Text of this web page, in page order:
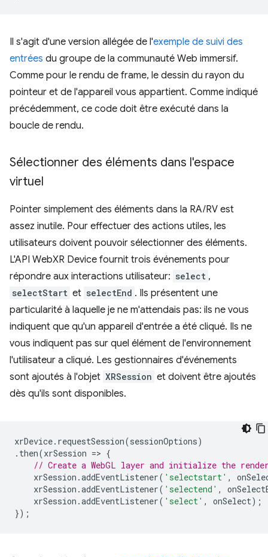
Il s'agit d'une version allégée de l'exemple de suivi des
entrées du groupe de la communauté Web immersif.
Comme pour le rendu de frame, le dessin du rayon du
pointeur et de l'appareil vous appartient. Comme indiqué
précédemment, ce code doit être exécuté dans la
boucle de rendu.
Sélectionner des éléments dans l'espace
virtuel
Pointer simplement des éléments dans la RA/RV est
assez inutile. Pour effectuer des actions utiles, les
utilisateurs doivent pouvoir sélectionner des éléments.
L'API WebXR Device fournit trois événements pour
répondre aux interactions utilisateur: select ,
selectStart et selectEnd . Ils présentent une
particularité à laquelle je ne m'attendais pas: ils ne vous
indiquent que qu'un appareil d'entrée a été cliqué. Ils ne
vous indiquent pas sur quel élément de l'environnement
l'utilisateur a cliqué. Les gestionnaires d'événements
sont ajoutés à l'objet XRSession et doivent être ajoutés
dès qu'ils sont disponibles.
xrDevice. requestSession(sessionOptions)
. then(xrSession => {
// Create a WebGL layer and initialize the
xrSession .addEventListener( 'selectstart' ,
xrSession .addEventListener( 'selectend' ,
xrSession .addEventListener( 'select' , onSelect);
});